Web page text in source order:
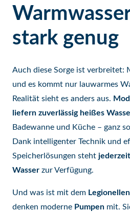
stark genug
Auch diese Sorge ist verbreitet:
und es kommt nur lauwarmes
Realität sieht es anders aus.
liefern zuverlässig heißes
Badewanne und Küche – ganz
Dank intelligenter Technik und
Speicherlösungen steht
Wasser zur Verfügung.
Und was ist mit dem
denken moderne Pumpen mit.